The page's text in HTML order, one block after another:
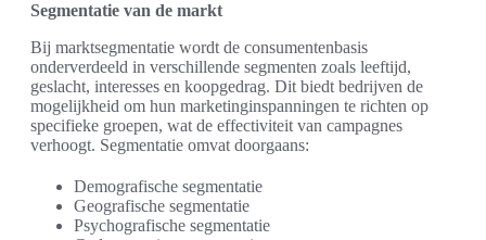
Segmentatie van de markt
Bij marktsegmentatie wordt de consumentenbasis
onderverdeeld in verschillende segmenten zoals leeftijd,
geslacht, interesses en koopgedrag. Dit biedt bedrijven de
mogelijkheid om hun marketinginspanningen te richten op
specifieke groepen, wat de effectiviteit van campagnes
verhoogt. Segmentatie omvat doorgaans:
Demografische segmentatie
Geografische segmentatie
Psychografische segmentatie